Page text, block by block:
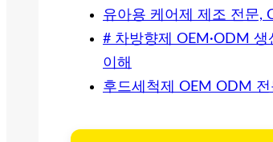
유아용 케어제 제조 전문,
# 차방향제 OEM·ODM
이해
후드세척제 OEM ODM